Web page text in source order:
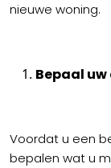
nieuwe woning.
Bepaal uw
Voordat u een
bepalen wat u